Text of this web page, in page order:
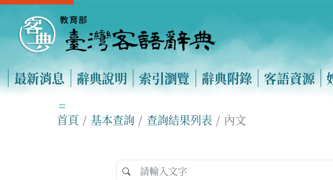
最新消息 辭典說明 索引瀏覽 辭典附錄 客語資源
:::
首頁 基本查詢 查詢結果列表 內文